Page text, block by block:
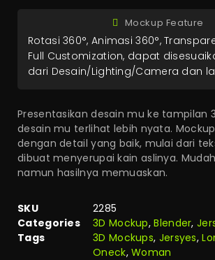
Mockup Feature
Rotasi 360°, Animasi 360°,
Full Customization, dapat
dari Desain/Lighting/Camera dan
Presentasikan desain mu ke tampilan
desain mu terlihat lebih nyata.
dengan detail yang baik, mulai dari
dibuat menyerupai kain aslinya.
namun hasilnya memuaskan.
SKU
2285
Categories
3D Mockup,Blender,
Tags
3D Mockups, Jersyes,
Oneck,Woman